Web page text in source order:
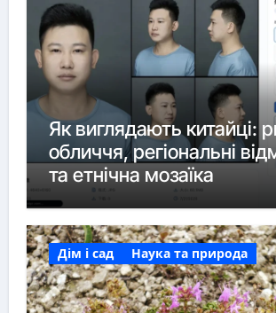
Як виглядають китайці:
обличчя, регіональні
та етнічна мозаїка
Дім і сад Наука та природа